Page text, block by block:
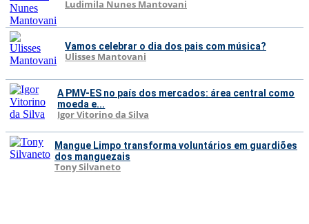
Ludimila Nunes Mantovani
Vamos celebrar o dia dos pais com música?
Ulisses Mantovani
A PMV-ES no país dos mercados: área central como
moeda e...
Igor Vitorino da Silva
Mangue Limpo transforma voluntários em guardiões
dos manguezais
Tony Silvaneto